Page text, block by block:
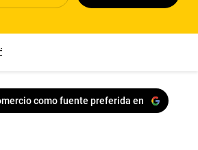
como fuente preferida en